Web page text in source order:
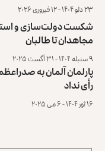
۲۳ دلو ۱۴۰۴ - ۱۲ فبروری ۲۰۲۶
شکست دولت‌سازی و
مجاهدان تا طالبان
۹ سنبله ۱۴۰۴ - ۳۱ آگست ۲۰۲۵
پارلمان آلمان به
رأی نداد
۱۶ ثور ۱۴۰۴ - ۶ می ۲۰۲۵